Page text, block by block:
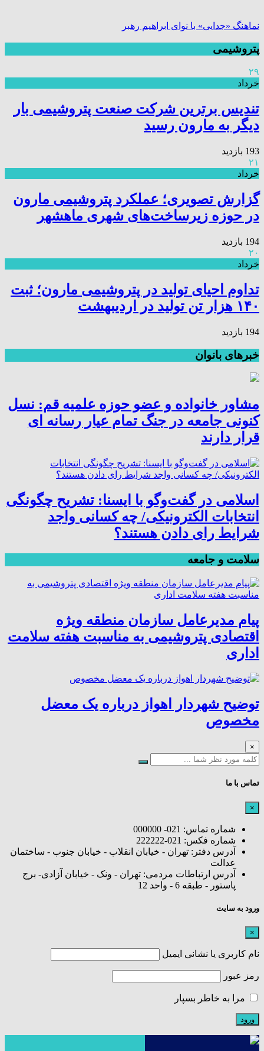
نماهنگ «جدایی» با نوای ابراهیم رهبر
پتروشیمی
۲۹
خرداد
تندیس برترین شرکت صنعت پتروشیمی بار
دیگر به مارون رسید
193 بازدید
۲۱
خرداد
گزارش تصویری؛ عملکرد پتروشیمی مارون
در حوزه زیرساخت‌های شهری ماهشهر
194 بازدید
۲۰
خرداد
تداوم احیای تولید در پتروشیمی مارون؛ ثبت
۱۴۰ هزار تن تولید در اردیبهشت
194 بازدید
خبرهای بانوان
مشاور خانواده و عضو حوزه علمیه قم: نسل
کنونی جامعه در جنگ تمام عیار رسانه ای
قرار دارند
اسلامی در گفت‌وگو با ایسنا: تشریح چگونگی
انتخابات الکترونیکی/ چه کسانی واجد
شرایط رای دادن هستند؟
سلامت و جامعه
پیام مدیرعامل سازمان منطقه ویژه
اقتصادی پتروشیمی به مناسبت هفته سلامت
اداری
توضیح شهردار اهواز درباره یک معضل
مخصوص
×
تماس با ما
×
شماره تماس: 021- 000000
شماره فکس: 021-222222
آدرس دفتر: تهران - خیابان انقلاب - خیابان جنوب - ساختمان
عدالت
آدرس ارتباطات مردمی: تهران - ونک - خیابان آزادی- برج
پاستور - طبقه 6 - واحد 12
ورود به سایت
×
نام کاربری یا نشانی ایمیل
رمز عبور
مرا به خاطر بسپار